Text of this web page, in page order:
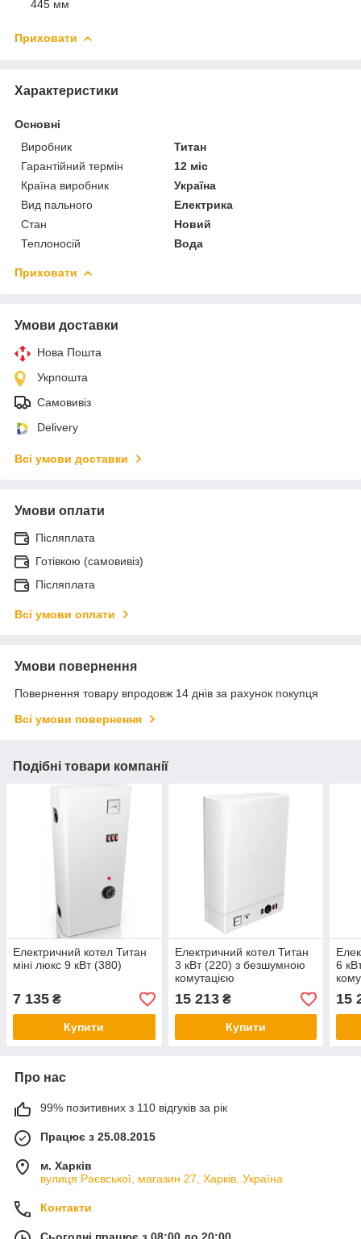
445 мм
Приховати
Характеристики
Основні
Виробник
Титан
Гарантійний термін
12 міс
Країна виробник
Україна
Вид пального
Електрика
Стан
Новий
Теплоносій
Вода
Приховати
Умови доставки
Нова Пошта
Укрпошта
Самовивіз
Delivery
Всі умови доставки
Умови оплати
Післяплата
Готівкою (самовивіз)
Післяплата
Всі умови оплати
Умови повернення
Повернення товару впродовж 14 днів за рахунок покупця
Всі умови повернення
Подібні товари компанії
Електричний котел Титан
міні люкс 9 кВт (380)
7 135 ₴
Купити
Електричний котел Титан
3 кВт (220) з безшумною
комутацією
15 213₴
Купити
6
15
Про нас
99% позитивних з 110 відгуків за рік
Працює з 25.08.2015
м. Харків
вулиця Раєвської, магазин 27, Харків, Україна
Контакти